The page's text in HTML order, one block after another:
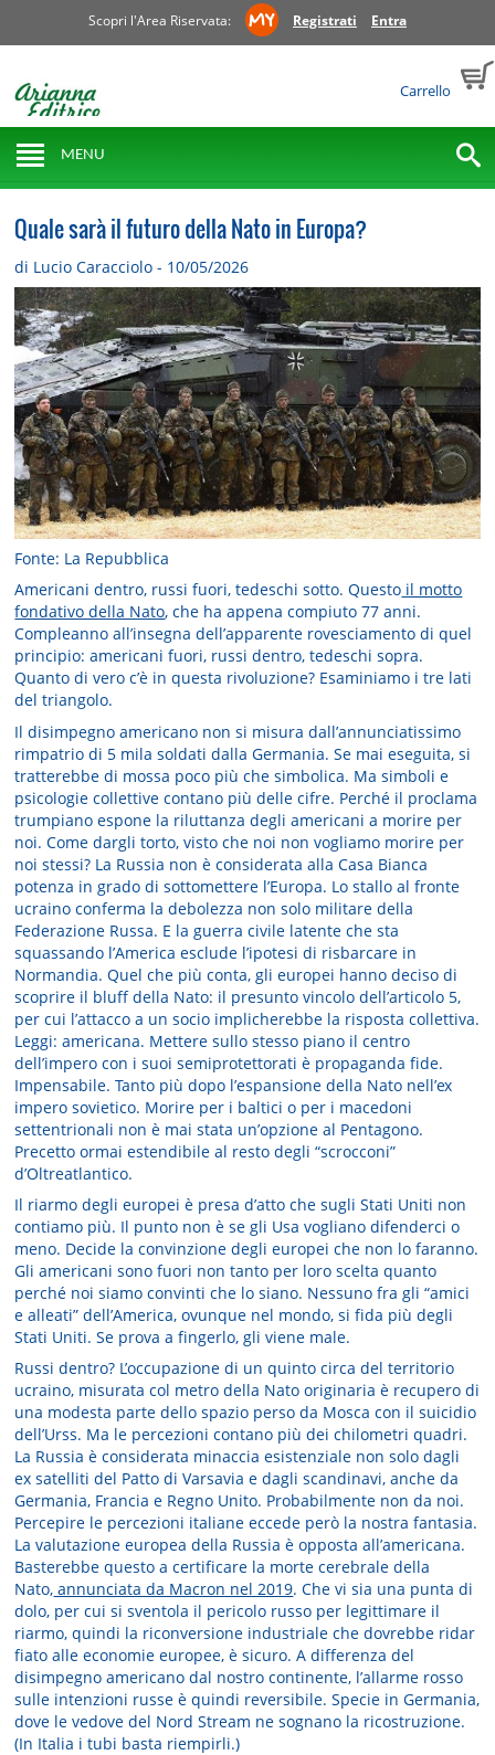
Scopri l'Area Riservata: Registrati Entra
Carrello
MENU
Quale sarà il futuro della Nato in Europa?
di Lucio Caracciolo - 10/05/2026
Fonte: La Repubblica
Americani dentro, russi fuori, tedeschi sotto. Questo il motto
fondativo della Nato, che ha appena compiuto 77 anni.
Compleanno all’insegna dell’apparente rovesciamento di quel
principio: americani fuori, russi dentro, tedeschi sopra.
Quanto di vero c’è in questa rivoluzione? Esaminiamo i tre lati
del triangolo.
Il disimpegno americano non si misura dall’annunciatissimo
rimpatrio di 5 mila soldati dalla Germania. Se mai eseguita, si
tratterebbe di mossa poco più che simbolica. Ma simboli e
psicologie collettive contano più delle cifre. Perché il proclama
trumpiano espone la riluttanza degli americani a morire per
noi. Come dargli torto, visto che noi non vogliamo morire per
noi stessi? La Russia non è considerata alla Casa Bianca
potenza in grado di sottomettere l’Europa. Lo stallo al fronte
ucraino conferma la debolezza non solo militare della
Federazione Russa. E la guerra civile latente che sta
squassando l’America esclude l’ipotesi di risbarcare in
Normandia. Quel che più conta, gli europei hanno deciso di
scoprire il bluff della Nato: il presunto vincolo dell’articolo 5,
per cui l’attacco a un socio implicherebbe la risposta collettiva.
Leggi: americana. Mettere sullo stesso piano il centro
dell’impero con i suoi semiprotettorati è propaganda fide.
Impensabile. Tanto più dopo l’espansione della Nato nell’ex
impero sovietico. Morire per i baltici o per i macedoni
settentrionali non è mai stata un’opzione al Pentagono.
Precetto ormai estendibile al resto degli “scrocconi”
d’Oltreatlantico.
Il riarmo degli europei è presa d’atto che sugli Stati Uniti non
contiamo più. Il punto non è se gli Usa vogliano difenderci o
meno. Decide la convinzione degli europei che non lo faranno.
Gli americani sono fuori non tanto per loro scelta quanto
perché noi siamo convinti che lo siano. Nessuno fra gli “amici
e alleati” dell’America, ovunque nel mondo, si fida più degli
Stati Uniti. Se prova a fingerlo, gli viene male.
Russi dentro? L’occupazione di un quinto circa del territorio
ucraino, misurata col metro della Nato originaria è recupero di
una modesta parte dello spazio perso da Mosca con il suicidio
dell’Urss. Ma le percezioni contano più dei chilometri quadri.
La Russia è considerata minaccia esistenziale non solo dagli
ex satelliti del Patto di Varsavia e dagli scandinavi, anche da
Germania, Francia e Regno Unito. Probabilmente non da noi.
Percepire le percezioni italiane eccede però la nostra fantasia.
La valutazione europea della Russia è opposta all’americana.
Basterebbe questo a certificare la morte cerebrale della
Nato, annunciata da Macron nel 2019. Che vi sia una punta di
dolo, per cui si sventola il pericolo russo per legittimare il
riarmo, quindi la riconversione industriale che dovrebbe ridar
fiato alle economie europee, è sicuro. A differenza del
disimpegno americano dal nostro continente, l’allarme rosso
sulle intenzioni russe è quindi reversibile. Specie in Germania,
dove le vedove del Nord Stream ne sognano la ricostruzione.
(In Italia i tubi basta riempirli.)